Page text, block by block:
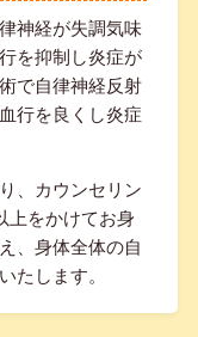
神経が失調気味
を抑制し炎症が
で自律神経反射
行を良くし炎症
、カウンセリン
上をかけてお身
、身体全体の自
たします。